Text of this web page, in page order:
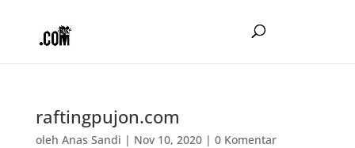
raftingpujon.com
oleh Anas Sandi | Nov 10, 2020| 0 Komentar